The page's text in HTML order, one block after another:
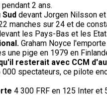
2 ans.
devant Jorgen Nilsson et
manches sur 24 et de
les Pays-Bas et les
Graham Noyce
une pige en 1979 en
resterait avec CCM
000 spectateurs, ce pilote
4 300 FRF en 125 Inter et